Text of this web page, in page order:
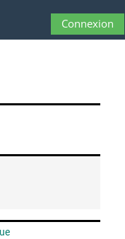
Activer/
Connexion